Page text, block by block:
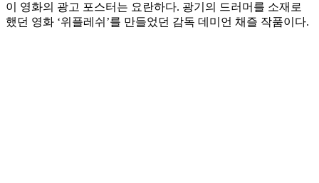
이 영화의 광고 포스터는 요란하다. 광기의 드러머를 소재로
했던 영화 ‘위플레쉬’를 만들었던 감독 데미언 채즐 작품이다.